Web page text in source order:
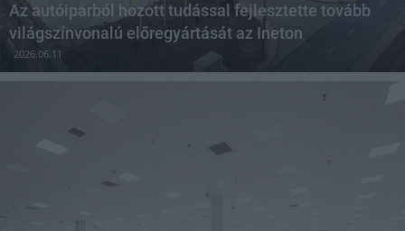
Az autóiparból hozott tudással fejlesztette tovább
világszínvonalú előregyártását az Ineton
2026.06.11